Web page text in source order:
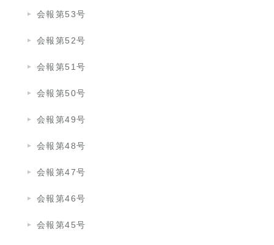
会報第53号
会報第52号
会報第51号
会報第50号
会報第49号
会報第48号
会報第47号
会報第46号
会報第45号